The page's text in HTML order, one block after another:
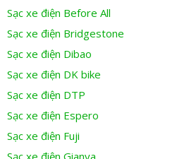
Sạc xe điện Before All
Sạc xe điện Bridgestone
Sạc xe điện Dibao
Sạc xe điện DK bike
Sạc xe điện DTP
Sạc xe điện Espero
Sạc xe điện Fuji
Sạc xe điện Gianya